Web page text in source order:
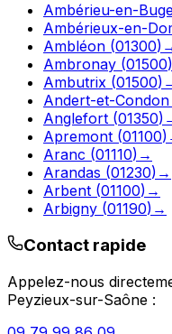
Ambérieu-en-
Ambérieux-en-
Ambléon (01300)
Ambronay (01500)
Ambutrix (01500)
Andert-et-Condon
Anglefort (01350)
Apremont (01100)
Aranc (01110) →
Arandas (01230) →
Arbent (01100) →
Arbigny (01190) →
Contact rapide
Appelez-nous
Peyzieux-sur-Saône :